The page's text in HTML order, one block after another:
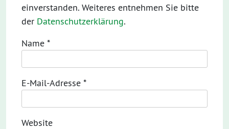
einverstanden. Weiteres entnehmen Sie bitte
der Datenschutzerklärung.
Name *
E-Mail-Adresse *
Website